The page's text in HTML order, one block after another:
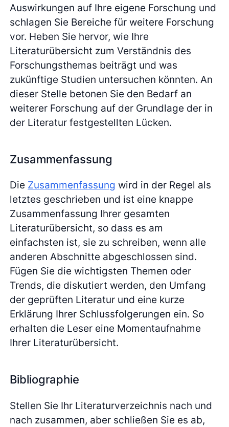
Auswirkungen auf Ihre eigene Forschung und
schlagen Sie Bereiche für weitere Forschung
vor. Heben Sie hervor, wie Ihre
Literaturübersicht zum Verständnis des
Forschungsthemas beiträgt und was
zukünftige Studien untersuchen könnten. An
dieser Stelle betonen Sie den Bedarf an
weiterer Forschung auf der Grundlage der in
der Literatur festgestellten Lücken.
Zusammenfassung
Die Zusammenfassung wird in der Regel als
letztes geschrieben und ist eine knappe
Zusammenfassung Ihrer gesamten
Literaturübersicht, so dass es am
einfachsten ist, sie zu schreiben, wenn alle
anderen Abschnitte abgeschlossen sind.
Fügen Sie die wichtigsten Themen oder
Trends, die diskutiert werden, den Umfang
der geprüften Literatur und eine kurze
Erklärung Ihrer Schlussfolgerungen ein. So
erhalten die Leser eine Momentaufnahme
Ihrer Literaturübersicht.
Bibliographie
Stellen Sie Ihr Literaturverzeichnis nach und
nach zusammen, aber schließen Sie es ab,